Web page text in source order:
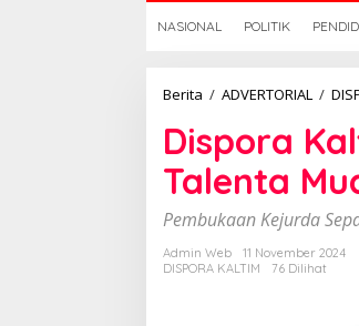
M
NASIONAL POLITIK
Berita / ADVERTORIAL /
Dispora
Talenta
Pembukaan Kejurda
Admin Web
11 November 2024
DISPORA KALTIM
76 Dilihat